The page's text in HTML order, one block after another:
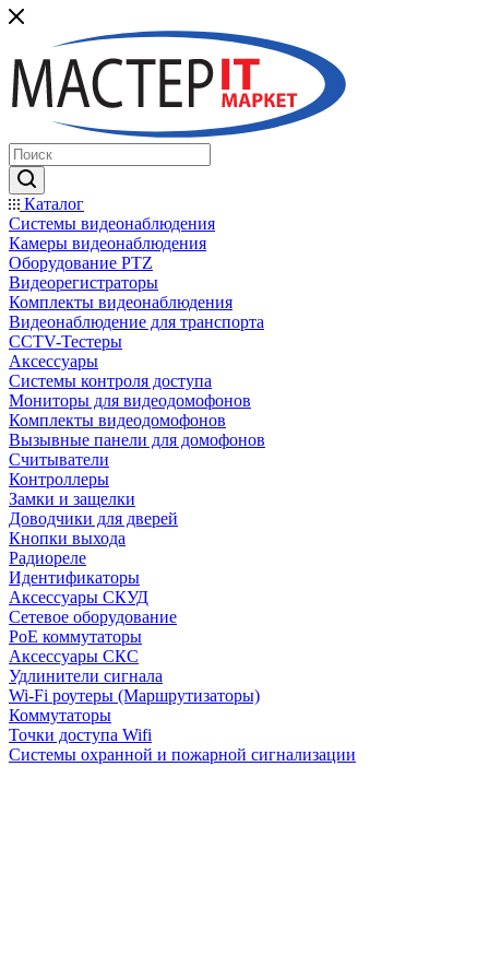
Каталог
Системы видеонаблюдения
Камеры видеонаблюдения
Оборудование PTZ
Видеорегистраторы
Комплекты видеонаблюдения
Видеонаблюдение для транспорта
CCTV-Тестеры
Аксессуары
Системы контроля доступа
Мониторы для видеодомофонов
Комплекты видеодомофонов
Вызывные панели для домофонов
Считыватели
Контроллеры
Замки и защелки
Доводчики для дверей
Кнопки выхода
Радиореле
Идентификаторы
Аксессуары СКУД
Сетевое оборудование
PoE коммутаторы
Аксессуары СКС
Удлинители сигнала
Wi-Fi роутеры (Маршрутизаторы)
Коммутаторы
Точки доступа Wifi
Системы охранной и пожарной сигнализации